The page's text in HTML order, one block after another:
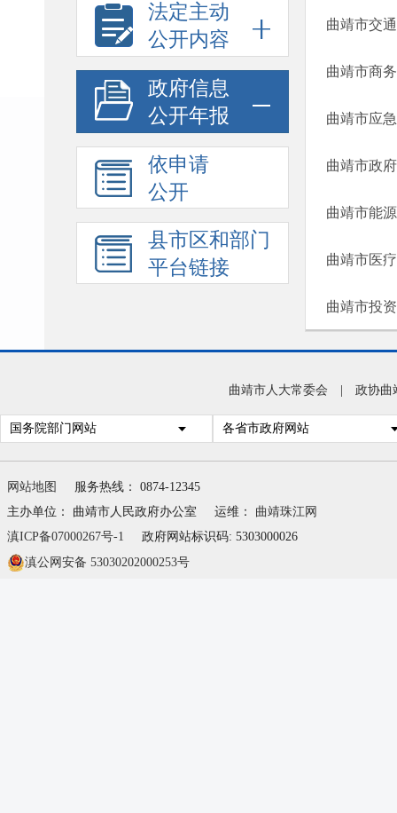
法定主动
公开内容
政府信息
公开年报
依申请
公开
县市区和部门
平台链接
曲靖市交
曲靖市商
曲靖市应
曲靖市能
曲靖市医
曲靖市投
曲靖市人大常委会 政协曲
国务院部门网站 各省市政府网站
网站地图
服务热线： 0874-12345
主办单位： 曲靖市人民政府办公室
运维： 曲靖珠江网
滇ICP备07000267号-1
政府网站标识码: 5303000026
滇公网安备 53030202000253号